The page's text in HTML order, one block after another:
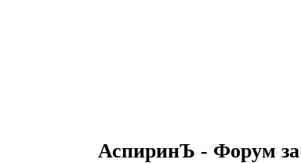
АспиринЪ - Форум за